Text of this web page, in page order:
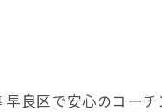
早良区で安心のコー